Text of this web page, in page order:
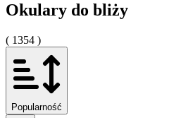
Okulary do bliży
( 1354 )
Popularność